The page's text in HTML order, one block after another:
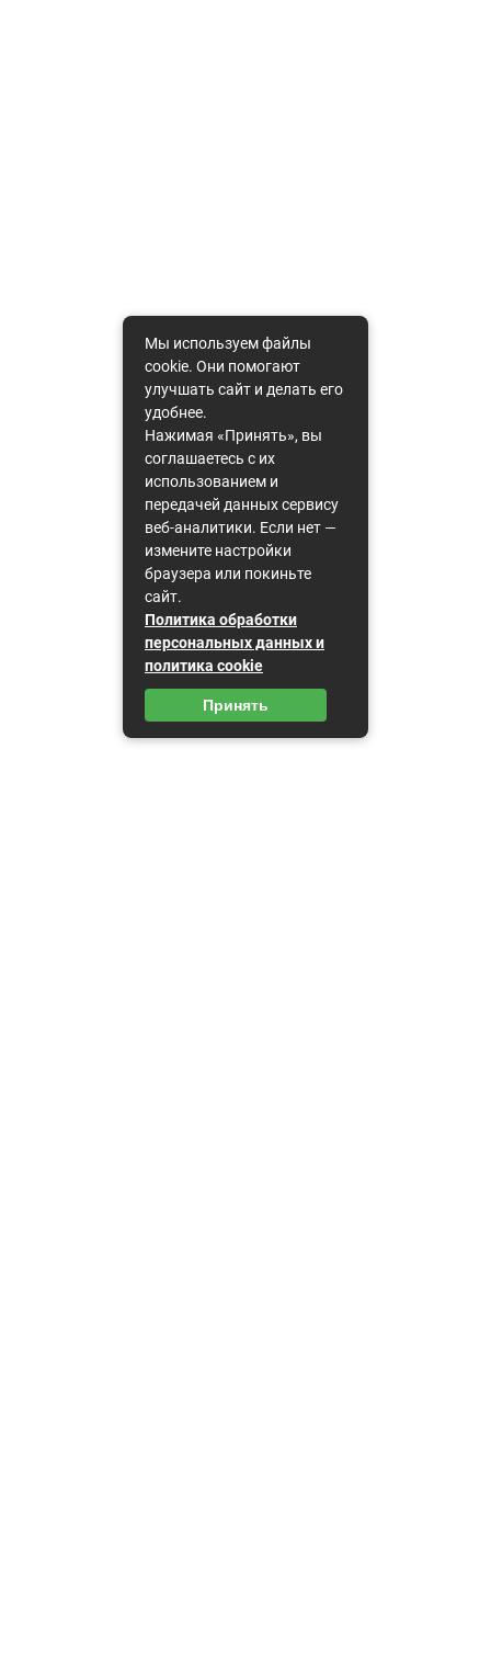
Мы используем файлы
cookie. Они помогают
улучшать сайт и делать его
удобнее.
Нажимая «Принять», вы
соглашаетесь с их
использованием и
передачей данных сервису
веб-аналитики. Если нет —
измените настройки
браузера или покиньте
сайт.
Политика обработки
персональных данных и
политика cookie
Принять